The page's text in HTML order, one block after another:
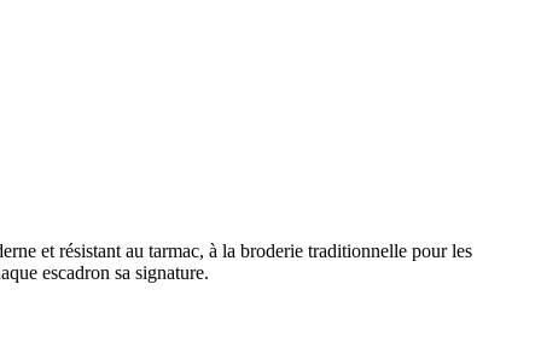
et résistant au tarmac, à la broderie traditionnelle pour les
escadron sa signature.